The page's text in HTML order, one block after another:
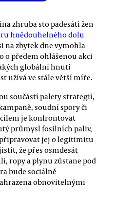
zhruba sto padesáti žen
hnědouhelného dolu
na zbytek dne vymohla
o předem ohlášenou akci
globální hnutí
užívá ve stále větší míře.
součástí palety strategií,
soudní spory či
cílem je konfrontovat
průmysl fosilních paliv,
jej o legitimitu
že přes osmdesát
ropy a plynu zůstane pod
bude sociálně
obnovitelnými